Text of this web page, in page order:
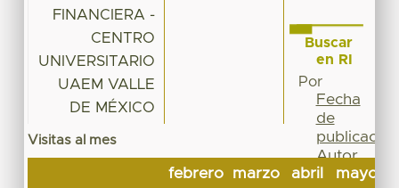
FINANCIERA -
CENTRO
UNIVERSITARIO
UAEM VALLE
DE MÉXICO
Visitas al mes
febrero
marzo
abril
mayo
Buscar
en RI
Por
Fecha
de
publicación
Autor
Título